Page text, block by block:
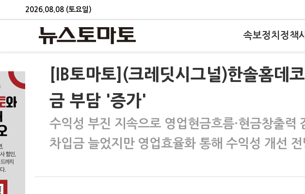
2026.08.08 (토요일)
속보정치 정책
[IB토마토](크레딧시그널)한솔홈데
금 부담 '증가'
수익성 부진 지속으로 영업현금흐름·현금창출력
차입금 늘었지만 영업효율화 통해 수익성 개선 전